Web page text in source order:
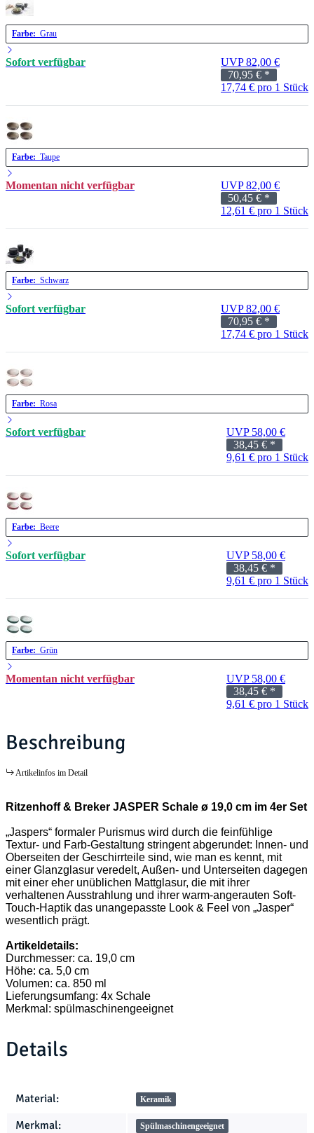
Farbe: Grau
Sofort verfügbar
UVP 82,00 €
70,95 € *
17,74 € pro 1 Stück
Farbe: Taupe
Momentan nicht verfügbar
UVP 82,00 €
50,45 € *
12,61 € pro 1 Stück
Farbe: Schwarz
Sofort verfügbar
UVP 82,00 €
70,95 € *
17,74 € pro 1 Stück
Farbe: Rosa
Sofort verfügbar
UVP 58,00 €
38,45 € *
9,61 € pro 1 Stück
Farbe: Beere
Sofort verfügbar
UVP 58,00 €
38,45 € *
9,61 € pro 1 Stück
Farbe: Grün
Momentan nicht verfügbar
UVP 58,00 €
38,45 € *
9,61 € pro 1 Stück
Beschreibung
Artikelinfos im Detail
Ritzenhoff & Breker JASPER Schale ø 19,0 cm im 4er Set
„Jaspers“ formaler Purismus wird durch die feinfühlige
Textur- und Farb-Gestaltung stringent abgerundet: Innen- und
Oberseiten der Geschirrteile sind, wie man es kennt, mit
einer Glanzglasur veredelt, Außen- und Unterseiten dagegen
mit einer eher unüblichen Mattglasur, die mit ihrer
verhaltenen Ausstrahlung und ihrer warm-angerauten Soft-
Touch-Haptik das unangepasste Look & Feel von „Jasper“
wesentlich prägt.
Artikeldetails:
Durchmesser: ca. 19,0 cm
Höhe: ca. 5,0 cm
Volumen: ca. 850 ml
Lieferungsumfang: 4x Schale
Merkmal: spülmaschinengeeignet
Details
Produkteigenschaft
Wert
Material: Keramik
Merkmal: Spülmaschinengeeignet